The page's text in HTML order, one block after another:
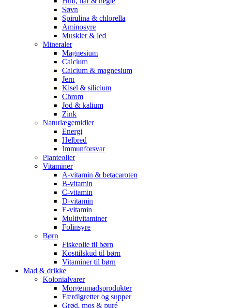
Søvn
Spirulina & chlorella
Aminosyre
Muskler & led
Mineraler
Magnesium
Calcium
Calcium & magnesium
Jern
Kisel & silicium
Chrom
Jod & kalium
Zink
Naturlægemidler
Energi
Helbred
Immunforsvar
Planteolier
Vitaminer
A-vitamin & betacaroten
B-vitamin
C-vitamin
D-vitamin
E-vitamin
Multivitaminer
Folinsyre
Børn
Fiskeolie til børn
Kosttilskud til børn
Vitaminer til børn
Mad & drikke
Kolonialvarer
Morgenmadsprodukter
Færdigretter og supper
Grød, mos & puré